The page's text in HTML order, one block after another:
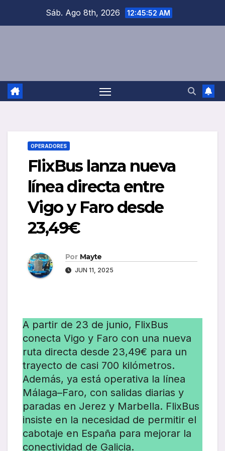
Sáb. Ago 8th, 2026 12:45:52 AM
OPERADORES
FlixBus lanza nueva
línea directa entre
Vigo y Faro desde
23,49€
Por Mayte
JUN 11, 2025
A partir de 23 de junio, FlixBus
conecta Vigo y Faro con una nueva
ruta directa desde 23,49€ para un
trayecto de casi 700 kilómetros.
Además, ya está operativa la línea
Málaga–Faro, con salidas diarias y
paradas en Jerez y Marbella. FlixBus
insiste en la necesidad de permitir el
cabotaje en España para mejorar la
conectividad de Galicia.